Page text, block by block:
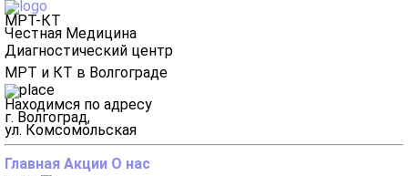
МРТ-КТ
Честная Медицина
Диагностический центр
МРТ и КТ в Волгограде
Находимся по адресу
г. Волгоград,
ул. Комсомольская
Главная Акции О нас